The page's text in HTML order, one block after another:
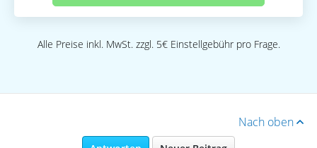
Alle Preise inkl. MwSt. zzgl. 5€ Einstellgebühr pro Frage.
Nach oben